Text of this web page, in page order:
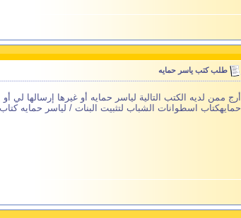
طلب كتب ياسر حمايه
أرج ممن لديه الكتب التالية لياسر حمايه أو غيرها إرسالها
حمايهكتاب اسطوانات الشباب لتثبيت البنات / لياسر حمايه